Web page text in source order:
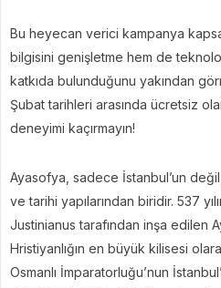
Bu heyecan verici kampanya
bilgisini genişletme hem de
katkıda bulunduğunu yakından
Şubat tarihleri arasında ücretsiz
deneyimi kaçırmayın!
Ayasofya, sadece İstanbul’un
ve tarihi yapılarından biridir. 537
Justinianus tarafından inşa edilen
Hristiyanlığın en büyük kilisesi
Osmanlı İmparatorluğu’nun